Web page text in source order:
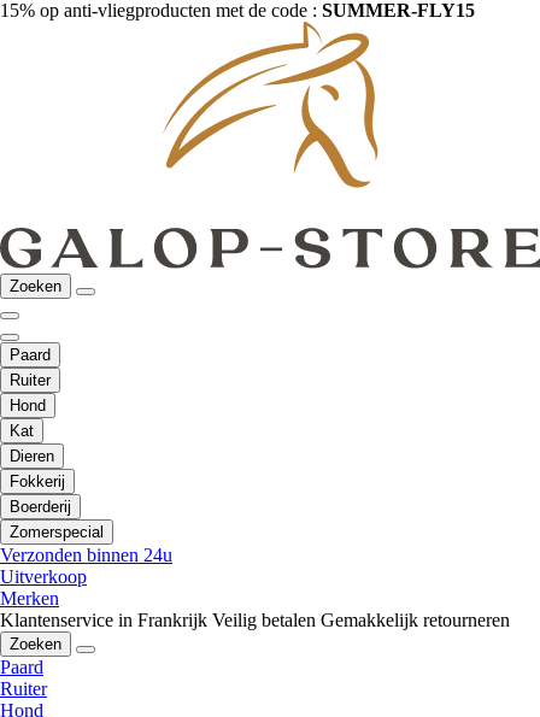
15% op anti-vliegproducten met de code : SUMMER-FLY15
Zoeken
Paard
Ruiter
Hond
Kat
Dieren
Fokkerij
Boerderij
Zomerspecial
Verzonden binnen 24u
Uitverkoop
Merken
Klantenservice in Frankrijk Veilig betalen Gemakkelijk retourneren
Zoeken
Paard
Ruiter
Hond